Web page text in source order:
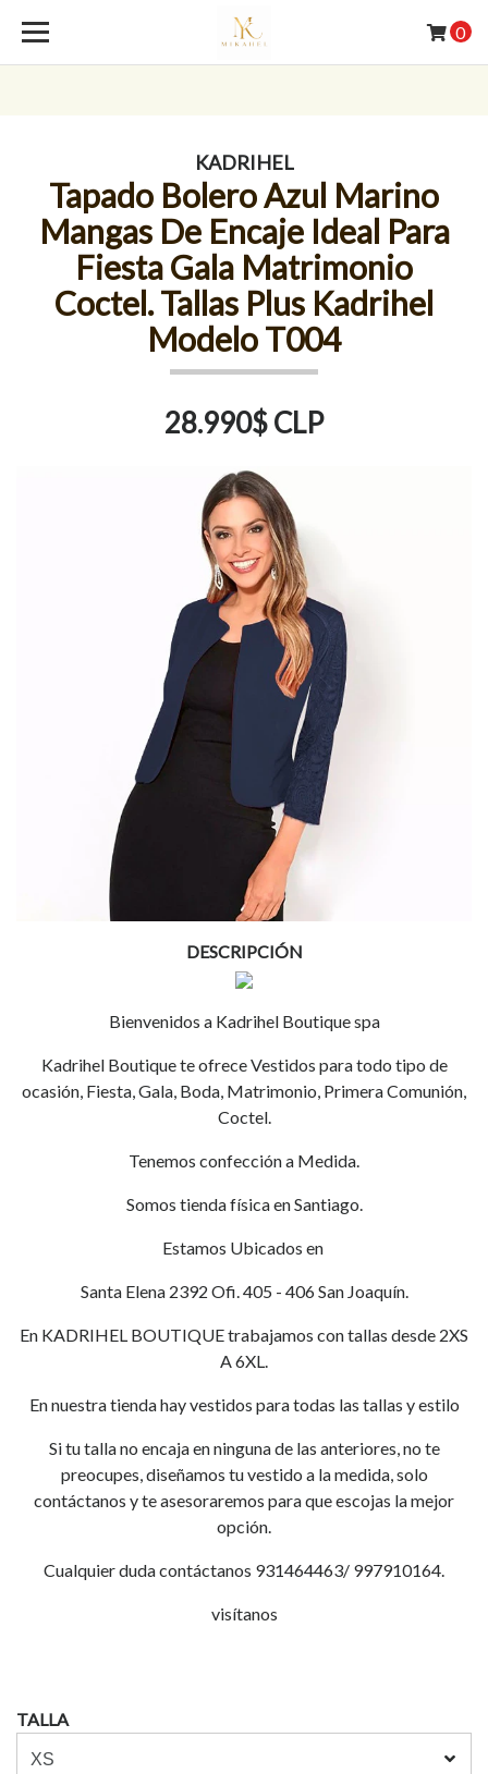
0
KADRIHEL
Tapado Bolero Azul Marino
Mangas De Encaje Ideal Para
Fiesta Gala Matrimonio
Coctel. Tallas Plus Kadrihel
Modelo T004
28.990$ CLP
DESCRIPCIÓN
Bienvenidos a Kadrihel Boutique spa
Kadrihel Boutique te ofrece Vestidos para todo tipo de
ocasión, Fiesta, Gala, Boda, Matrimonio, Primera Comunión,
Coctel.
Tenemos confección a Medida.
Somos tienda física en Santiago.
Estamos Ubicados en
Santa Elena 2392 Ofi. 405 - 406 San Joaquín.
En KADRIHEL BOUTIQUE trabajamos con tallas desde 2XS
A 6XL.
En nuestra tienda hay vestidos para todas las tallas y estilo
Si tu talla no encaja en ninguna de las anteriores, no te
preocupes, diseñamos tu vestido a la medida, solo
contáctanos y te asesoraremos para que escojas la mejor
opción.
Cualquier duda contáctanos 931464463/ 997910164.
visítanos
TALLA